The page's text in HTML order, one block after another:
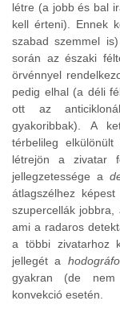
létre (a jobb és bal
kell érteni). Ennek
szabad szemmel
során az északi
örvénnyel
pedig elhal (a déli
ott az
gyakoribbak). A
térbelileg
létrejön a zivatar
jellegzetessége a
átlagszélhez
szupercellák jobbra,
ami a radaros
a többi zivatarhoz
jellegét a
gyakran (de nem
konvekció esetén.